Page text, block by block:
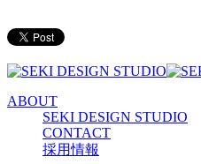
ABOUT
SEKI DESIGN STUDIO
CONTACT
採用情報